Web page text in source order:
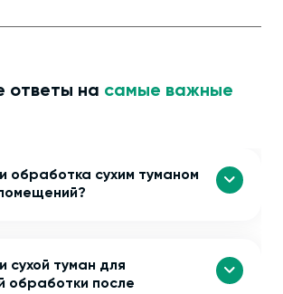
ответы на самые важные
обработка сухим туманом
сухой туман для
обработки после